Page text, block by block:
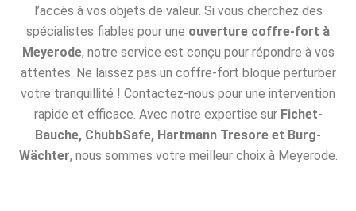
l’accès à vos objets de valeur. Si vous cherchez des
spécialistes fiables pour une ouverture coffre-fort à
Meyerode, notre service est conçu pour répondre à vos
attentes. Ne laissez pas un coffre-fort bloqué perturber
votre tranquillité ! Contactez-nous pour une intervention
rapide et efficace. Avec notre expertise sur Fichet-
Bauche, ChubbSafe, Hartmann Tresore et Burg-
Wächter, nous sommes votre meilleur choix à Meyerode.